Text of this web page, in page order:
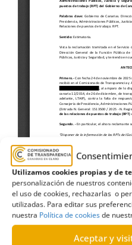
Utilizamos cookies propias y de
personalización de nuestros
el uso de cookies, rechazarlas o
utilizadas. Para editar sus
nuestra Política de cookiesde
Aceptar y